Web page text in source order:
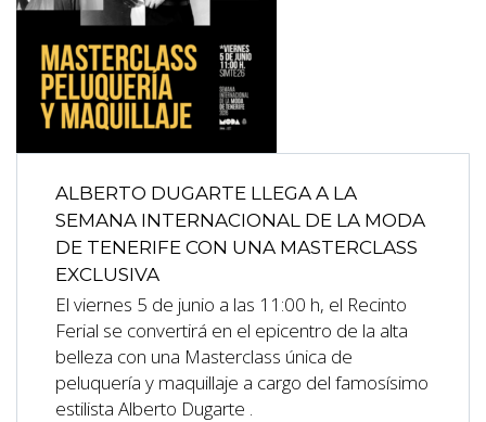
ALBERTO DUGARTE LLEGA A LA
SEMANA INTERNACIONAL DE LA MODA
DE TENERIFE CON UNA MASTERCLASS
EXCLUSIVA
El viernes 5 de junio a las 11:00 h, el Recinto
Ferial se convertirá en el epicentro de la alta
belleza con una Masterclass única de
peluquería y maquillaje a cargo del famosísimo
estilista Alberto Dugarte .